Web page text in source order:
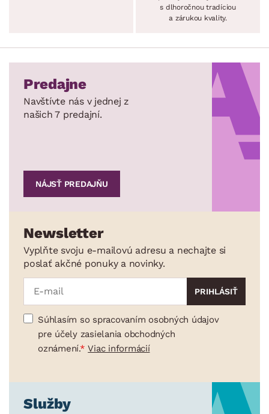
s dlhoročnou tradíciou
a zárukou kvality.
Predajne
Navštívte nás v jednej z
našich 7 predajní.
NÁJSŤ PREDAJŇU
Newsletter
Vyplňte svoju e-mailovú adresu a nechajte si
poslať akčné ponuky a novinky.
Súhlasím so spracovaním osobných údajov
pre účely zasielania obchodných
oznámení.
Viac informácií
Služby